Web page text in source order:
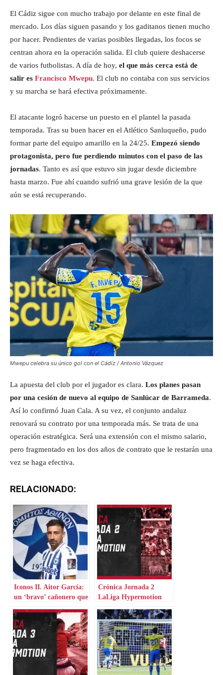
El Cádiz sigue con mucho trabajo por delante en este final de
mercado. Los días siguen pasando y los gaditanos tienen mucho
por hacer. Pendientes de varias posibles llegadas, los focos se
centran ahora en la operación salida. El club quiere deshacerse
de varios futbolistas. A día de hoy, el que más cerca está de
salir es Francisco Mwepu. El club no contaba con sus servicios
y su marcha se hará efectiva próximamente.
El atacante logró hacerse un puesto en el plantel la pasada
temporada. Tras su buen hacer en el Atlético Sanluqueño, pudo
formar parte del equipo amarillo en la 24/25. Empezó siendo
protagonista, pero fue perdiendo minutos con el paso de las
jornadas. Tanto es así que estuvo sin jugar desde diciembre
hasta marzo. Fue ahí cuando sufrió una grave lesión de la que
aún se está recuperando.
Mwepu celebra su único gol con el Cádiz / Antonio Vázquez
La apuesta del club por el jugador es clara. Los planes pasan
por una cesión de nuevo al equipo de Sanlúcar de Barrameda.
Así lo confirmó Juan Cala. A su vez, el conjunto andaluz
renovará su contrato por una temporada más. Se trata de una
operación estratégica. Será una extensión con el mismo salario,
pero fragmentado en los dos años de contrato que le restarán una
vez se haga efectiva.
RELACIONADO:
Iconos II. Aitor García:
un ‘bravo’ cañonero que
Crónica Jornada 2
LaLiga Hypermotion